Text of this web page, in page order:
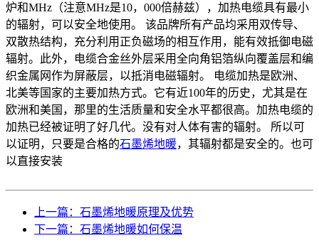
炉和MHz（注意MHz是10，000倍赫兹），加热电缆具有最小
的辐射，可以安全地使用。 该品牌所有产品均采用双传导、
双散热结构，充分利用正负磁场的相互作用，能有效抵御电磁
辐射。此外，电缆合金丝外层采用全向角铝箔纵向覆盖层和编
织金属网作为屏蔽层，以抵消电磁辐射。 电缆加热是欧洲、
北美等国家的主要加热方式。它有近100年的历史，尤其是在
欧洲和美国，那里的生活质量和安全水平都很高。加热电缆的
加热已经被证明了好几代。没有对人体有害的辐射。 所以可
以证明，只要是合格的石墨烯地暖，其辐射都是安全的。也可
以直接安装
上一篇：石墨烯地暖原理及优势
下一篇：石墨烯地暖如何保温